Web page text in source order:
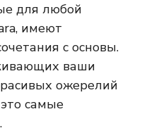
для любой
имеют
с основы.
ваши
ожерелий
самые